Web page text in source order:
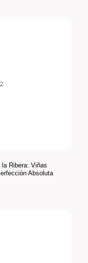
Ribera: Viñas
Absoluta